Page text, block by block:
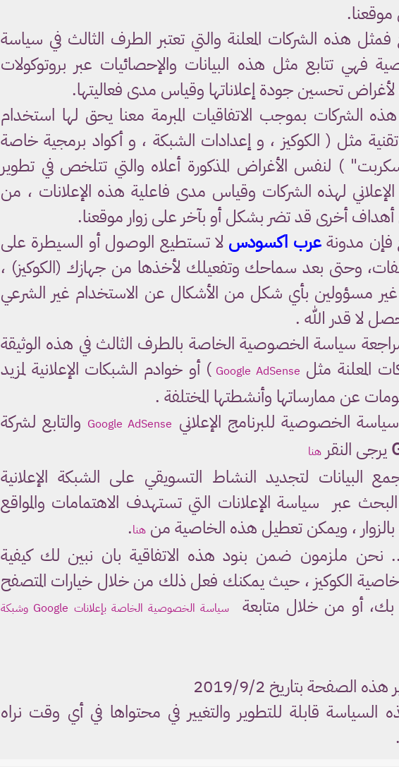
موقعنا.
فمثل هذه الشركات المعلنة والتي تعتبر الطرف الثالث في سياسة
فهي تتابع مثل هذه البيانات والإحصائيات عبر بروتوكولات
لأغراض تحسين جودة إعلاناتها وقياس مدى فعاليتها.
الشركات بموجب الاتفاقيات المبرمة معنا يحق لها استخدام
مثل ( الكوكيز ، و إعدادات الشبكة ، و أكواد برمجية خاصة
) لنفس الأغراض المذكورة أعلاه والتي تتلخص في تطوير
الإعلاني لهذه الشركات وقياس مدى فاعلية هذه الإعلانات ، من
أخرى قد تضر بشكل أو بآخر على زوار موقعنا.
فإن مدونةعرب اكسودس لا تستطيع الوصول أو السيطرة على
وحتى بعد سماحك وتفعيلك لأخذها من جهازك (الكوكيز) ،
غير مسؤولين بأي شكل من الأشكال عن الاستخدام غير الشرعي
لا قدر الله .
سياسة الخصوصية الخاصة بالطرف الثالث في هذه الوثيقة
المعلنة مثل Google AdSense ) أو خوادم الشبكات الإعلانية لمزيد
عن ممارساتها وأنشطتها المختلفة .
سياسة الخصوصية للبرنامج الإعلاني Google AdSense والتابع لشركة
يرجى النقر هنا
البيانات لتجديد النشاط التسويقي على الشبكة الإعلانية
عبر سياسة الإعلانات التي تستهدف الاهتمامات والمواقع
، ويمكن تعطيل هذه الخاصية من هنا.
.. نحن ملزمون ضمن بنود هذه الاتفاقية بان نبين لك كيفية
الكوكيز ، حيث يمكنك فعل ذلك من خلال خيارات المتصفح
أو من خلال متابعة
سياسة الخصوصية الخاصة بإعلانات Google وشبكة
الصفحة بتاريخ 2019/9/2
السياسة قابلة للتطوير والتغيير في محتواها في أي وقت نراه